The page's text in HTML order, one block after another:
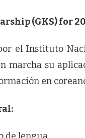
(GKS) for
el Instituto
marcha su
en